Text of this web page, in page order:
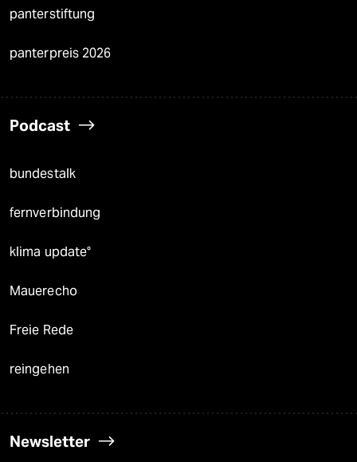
panterstiftung
panterpreis 2026
Podcast
bundestalk
fernverbindung
klima update°
Mauerecho
Freie Rede
reingehen
Newsletter